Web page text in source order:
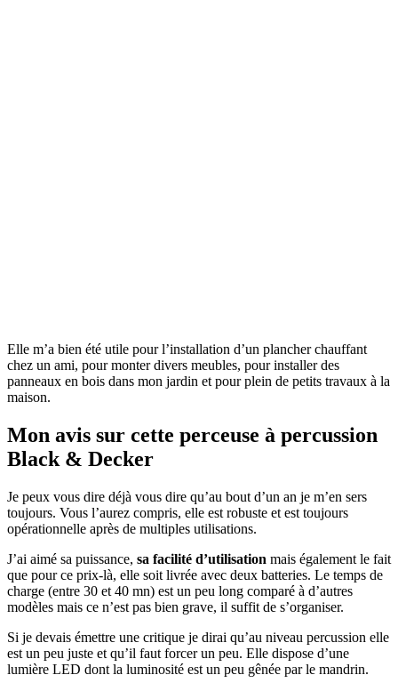
Elle m’a bien été utile pour l’installation d’un plancher chauffant
chez un ami, pour monter divers meubles, pour installer des
panneaux en bois dans mon jardin et pour plein de petits travaux à la
maison.
Mon avis sur cette perceuse à percussion
Black & Decker
Je peux vous dire déjà vous dire qu’au bout d’un an je m’en sers
toujours. Vous l’aurez compris, elle est robuste et est toujours
opérationnelle après de multiples utilisations.
J’ai aimé sa puissance, sa facilité d’utilisation mais également le fait
que pour ce prix-là, elle soit livrée avec deux batteries. Le temps de
charge (entre 30 et 40 mn) est un peu long comparé à d’autres
modèles mais ce n’est pas bien grave, il suffit de s’organiser.
Si je devais émettre une critique je dirai qu’au niveau percussion elle
est un peu juste et qu’il faut forcer un peu. Elle dispose d’une
lumière LED dont la luminosité est un peu gênée par le mandrin.